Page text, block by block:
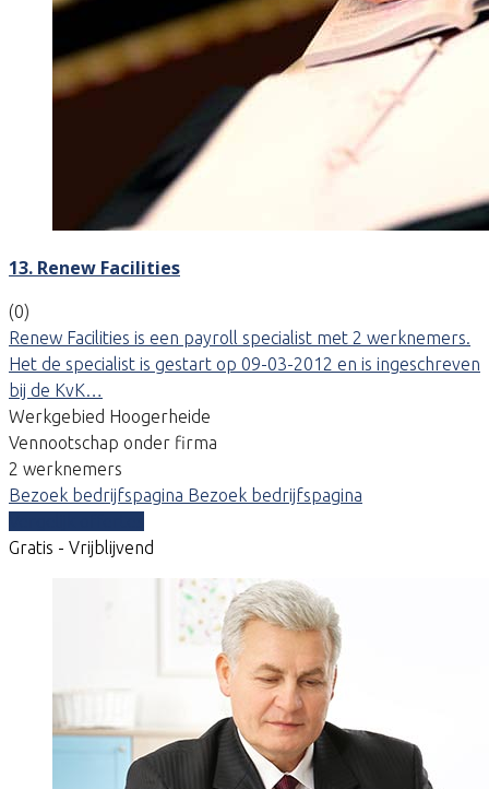
13. Renew Facilities
(0)
Renew Facilities is een payroll specialist met 2 werknemers.
Het de specialist is gestart op 09-03-2012 en is ingeschreven
bij de KvK…
Werkgebied Hoogerheide
Vennootschap onder firma
2 werknemers
Bezoek bedrijfspagina Bezoek bedrijfspagina
Gratis - Vrijblijvend